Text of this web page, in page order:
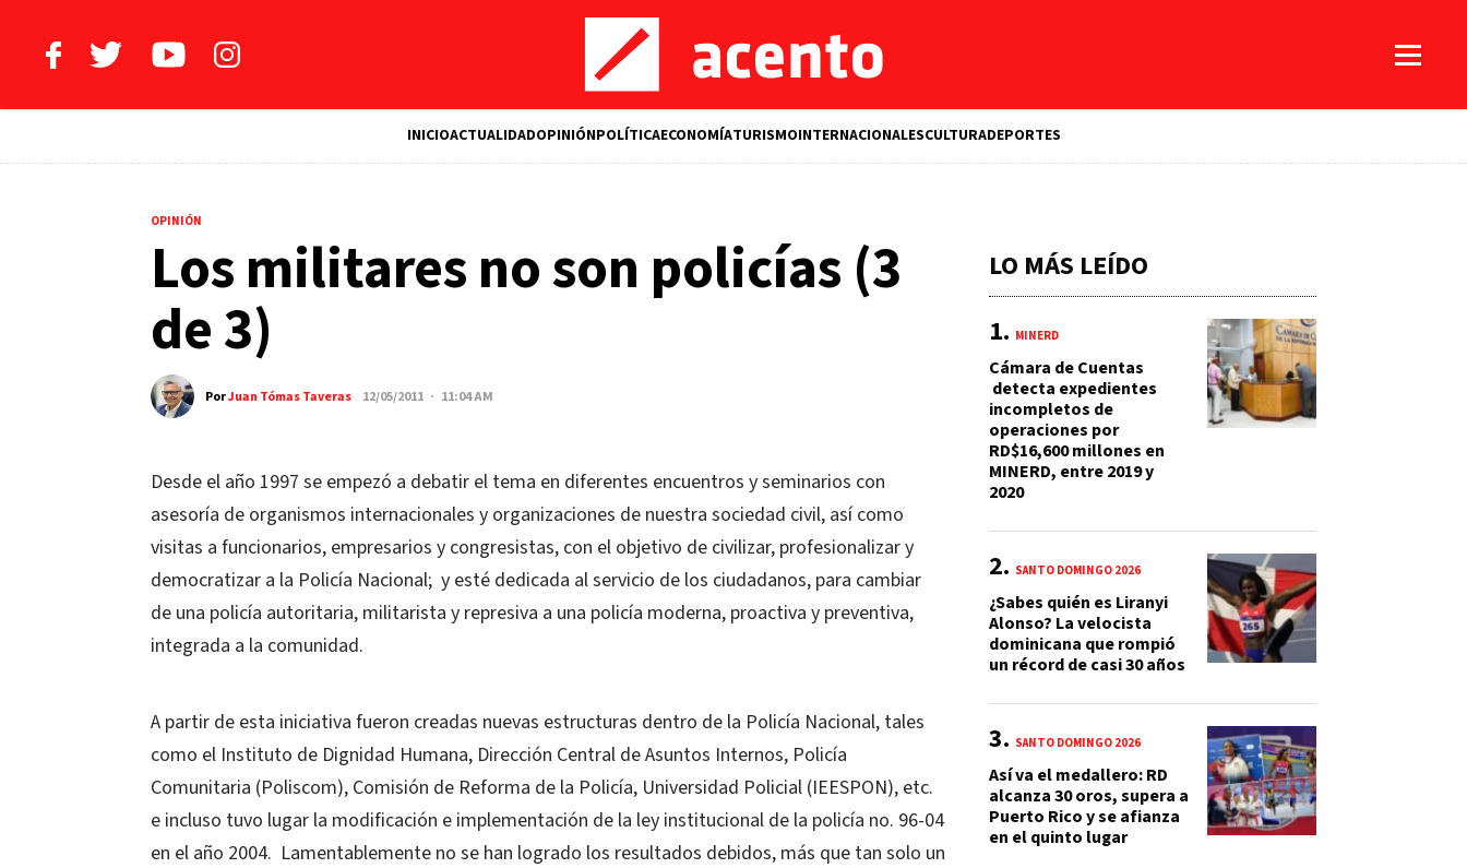
INICIOACTUALIDADOPINIÓNPOLÍTICAECONOMÍATURISMOINTERNACIONALESCULTURADEPORTES
OPINIÓN
Los militares no son policías (3
de 3)
PorJuan Tómas Taveras 12/05/2011 · 11:04 AM
Desde el año 1997 se empezó a debatir el tema en diferentes encuentros y seminarios con
asesoría de organismos internacionales y organizaciones de nuestra sociedad civil, así como
visitas a funcionarios, empresarios y congresistas, con el objetivo de civilizar, profesionalizar y
democratizar a la Policía Nacional; y esté dedicada al servicio de los ciudadanos, para cambiar
de una policía autoritaria, militarista y represiva a una policía moderna, proactiva y preventiva,
integrada a la comunidad.
A partir de esta iniciativa fueron creadas nuevas estructuras dentro de la Policía Nacional, tales
como el Instituto de Dignidad Humana, Dirección Central de Asuntos Internos, Policía
Comunitaria (Poliscom), Comisión de Reforma de la Policía, Universidad Policial (IEESPON), etc.
e incluso tuvo lugar la modificación e implementación de la ley institucional de la policía no. 96-04
en el año 2004. Lamentablemente no se han logrado los resultados debidos, más que tan solo un
LO MÁS LEÍDO
MINERD
Cámara de Cuentas
detecta expedientes
incompletos de
operaciones por
RD$16,600 millones en
MINERD, entre 2019 y
2020
SANTO DOMINGO 2026
¿Sabes quién es Liranyi
Alonso? La velocista
dominicana que rompió
un récord de casi 30 años
SANTO DOMINGO 2026
Así va el medallero: RD
alcanza 30 oros, supera a
Puerto Rico y se afianza
en el quinto lugar